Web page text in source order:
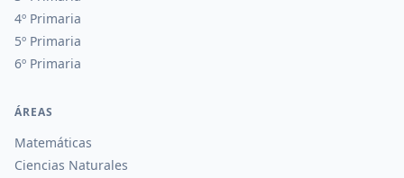
4º Primaria
5º Primaria
6º Primaria
ÁREAS
Matemáticas
Ciencias Naturales